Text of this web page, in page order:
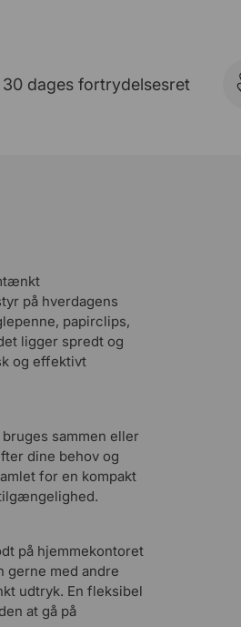
30 dages fortrydelsesret
på hverdagens
papirclips,
ligger spredt og
og effektivt
sammen eller
dine behov og
for en kompakt
på hjemmekontoret
gerne med andre
udtryk. En fleksibel
at gå på